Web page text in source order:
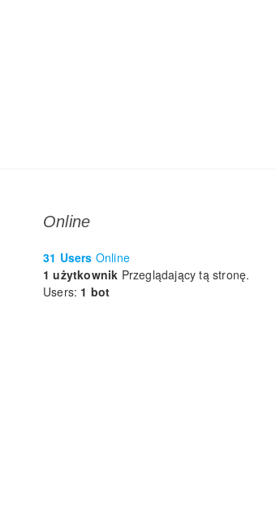
Online
31 Users Online
1 użytkownik Przeglądający tą stronę.
Users: 1 bot